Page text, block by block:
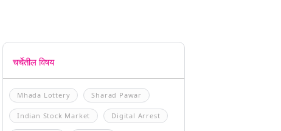
चर्चेतील विषय
Mhada Lottery Sharad Pawar
Indian Stock Market Digital Arrest